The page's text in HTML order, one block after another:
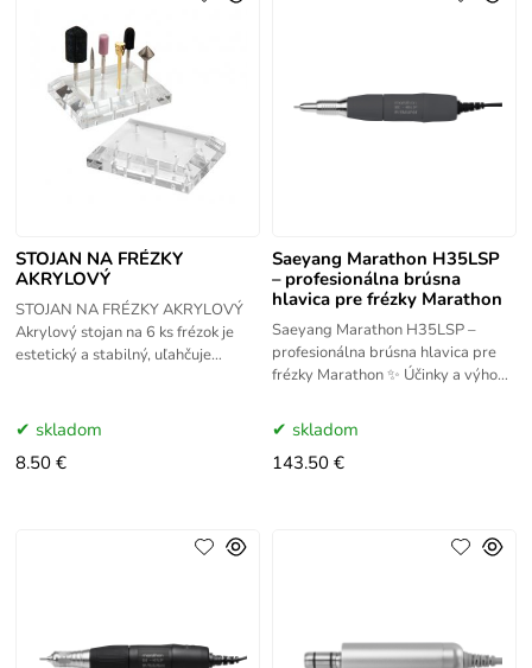
STOJAN NA FRÉZKY
AKRYLOVÝ
STOJAN NA FRÉZKY AKRYLOVÝ
Akrylový stojan na 6 ks frézok je
estetický a stabilný, uľahčuje
skladom
8.50 €
Saeyang Marathon H35LSP
– profesionálna brúsna
hlavica pre frézky Marathon
Saeyang Marathon H35LSP –
profesionálna brúsna hlavica pre
frézky Marathon ✨ Účinky a výhody
H35LSP je určená pre náročné
skladom
143.50 €